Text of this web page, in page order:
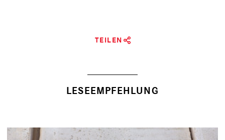
TEILEN
LESEEMPFEHLUNG